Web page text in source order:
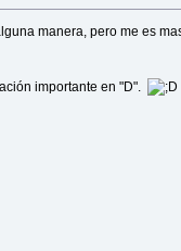
manera, pero me es
importante en "D".